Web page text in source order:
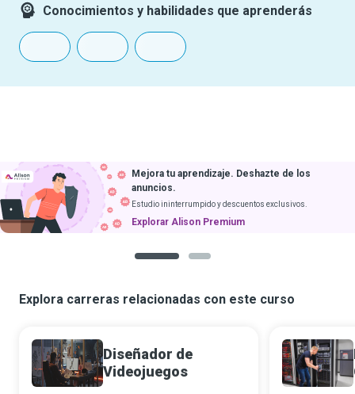
Conocimientos y habilidades que aprenderás
Mejora tu aprendizaje. Deshazte de los
anuncios.
Estudio ininterrumpido y descuentos exclusivos.
Explorar Alison Premium
Explora carreras relacionadas con este curso
Diseñador de
Videojuegos